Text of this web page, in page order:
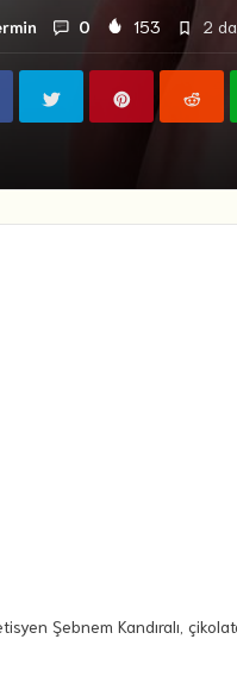
0 153 2
Şebnem Kandıralı,